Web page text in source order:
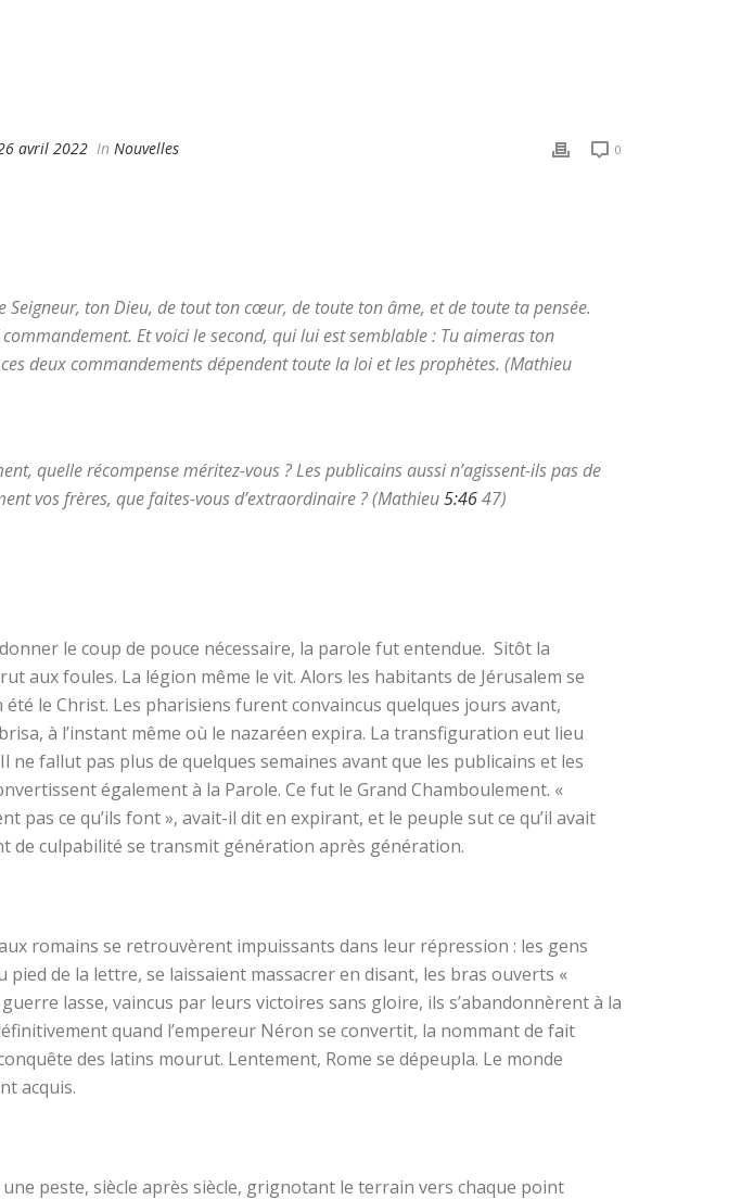
avril 2022 In Nouvelles 0
Seigneur, ton Dieu, de tout ton cœur, de toute ton âme, et de toute ta pensée.
Et voici le second, qui lui est semblable : Tu aimeras ton
deux commandements dépendent toute la loi et les prophètes. (Mathieu
quelle récompense méritez-vous ? Les publicains aussi n’agissent-ils pas de
vos frères, que faites-vous d’extraordinaire ? (Mathieu5:4647)
le coup de pouce nécessaire, la parole fut entendue. Sitôt la
aux foules. La légion même le vit. Alors les habitants de Jérusalem se
été le Christ. Les pharisiens furent convaincus quelques jours avant,
à l’instant même où le nazaréen expira. La transfiguration eut lieu
ne fallut pas plus de quelques semaines avant que les publicains et les
également à la Parole. Ce fut le Grand Chamboulement. «
pas ce qu’ils font », avait-il dit en expirant, et le peuple sut ce qu’il avait
de culpabilité se transmit génération après génération.
romains se retrouvèrent impuissants dans leur répression : les gens
pied de la lettre, se laissaient massacrer en disant, les bras ouverts «
guerre lasse, vaincus par leurs victoires sans gloire, ils s’abandonnèrent à la
quand l’empereur Néron se convertit, la nommant de fait
des latins mourut. Lentement, Rome se dépeupla. Le monde
acquis.
une peste, siècle après siècle, grignotant le terrain vers chaque point